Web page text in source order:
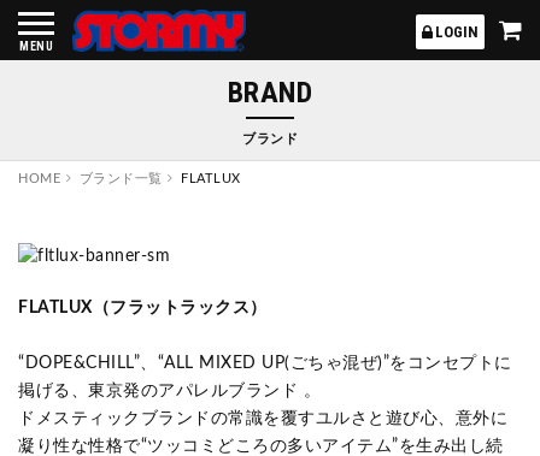
MENU
LOGIN
BRAND
ブランド
HOME ブランド一覧 FLATLUX
FLATLUX（フラットラックス）
“DOPE&CHILL”、“ALL MIXED UP(ごちゃ混ぜ)”をコンセプトに
掲げる、東京発のアパレルブランド 。
ドメスティックブランドの常識を覆すユルさと遊び心、意外に
凝り性な性格で“ツッコミどころの多いアイテム”を生み出し続